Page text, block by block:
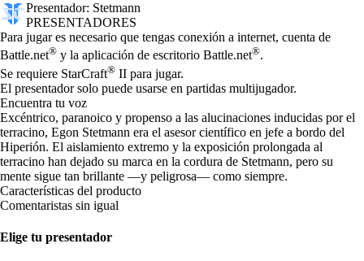
Presentador: Stetmann
PRESENTADORES
Precio
Available actions
Para jugar es necesario que tengas conexión a internet, cuenta de
Battle.net® y la aplicación de escritorio Battle.net®.
Se requiere StarCraft® II para jugar.
El presentador solo puede usarse en partidas multijugador.
Encuentra tu voz
Excéntrico, paranoico y propenso a las alucinaciones inducidas por el
terracino, Egon Stetmann era el asesor científico en jefe a bordo del
Hiperión. El aislamiento extremo y la exposición prolongada al
terracino han dejado su marca en la cordura de Stetmann, pero su
mente sigue tan brillante —y peligrosa— como siempre.
Características del producto
Comentaristas sin igual
Elige tu presentador